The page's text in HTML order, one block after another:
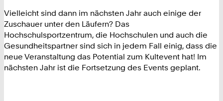
Vielleicht sind dann im nächsten Jahr auch einige der
Zuschauer unter den Läufern? Das
Hochschulsportzentrum, die Hochschulen und auch die
Gesundheitspartner sind sich in jedem Fall einig, dass die
neue Veranstaltung das Potential zum Kultevent hat! Im
nächsten Jahr ist die Fortsetzung des Events geplant.